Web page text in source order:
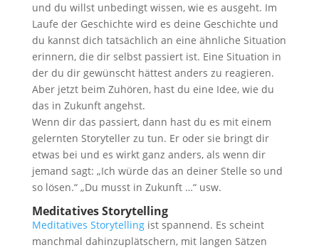
und du willst unbedingt wissen, wie es ausgeht. Im
Laufe der Geschichte wird es deine Geschichte und
du kannst dich tatsächlich an eine ähnliche Situation
erinnern, die dir selbst passiert ist. Eine Situation in
der du dir gewünscht hättest anders zu reagieren.
Aber jetzt beim Zuhören, hast du eine Idee, wie du
das in Zukunft angehst.
Wenn dir das passiert, dann hast du es mit einem
gelernten Storyteller zu tun. Er oder sie bringt dir
etwas bei und es wirkt ganz anders, als wenn dir
jemand sagt: „Ich würde das an deiner Stelle so und
so lösen.“ „Du musst in Zukunft …“ usw.
Meditatives Storytelling
Meditatives Storytellingist spannend. Es scheint
manchmal dahinzuplätschern, mit langen Sätzen